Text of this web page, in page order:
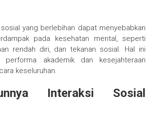
yang berlebihan dapat menyebabkan
pada kesehatan mental, seperti
rendah diri, dan tekanan sosial. Hal ini
performa akademik dan kesejahteraan
keseluruhan.
Interaksi Sosial